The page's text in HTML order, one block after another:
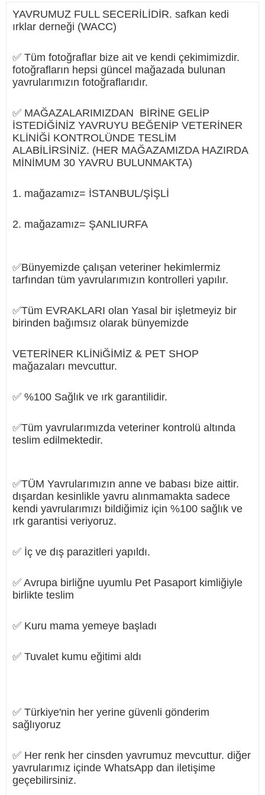
YAVRUMUZ FULL SECERİLİDİR. safkan kedi
ırklar derneği (WACC)
✅ Tüm fotoğraflar bize ait ve kendi çekimimizdir.
fotoğrafların hepsi güncel mağazada bulunan
yavrularımızın fotoğraflarıdır.
✅ MAĞAZALARIMIZDAN BİRİNE GELİP
İSTEDİĞİNİZ YAVRUYU BEĞENİP VETERİNER
KLİNİĞİ KONTROLÜNDE TESLİM
ALABİLİRSİNİZ. (HER MAĞAZAMIZDA HAZIRDA
MİNİMUM 30 YAVRU BULUNMAKTA)
1. mağazamız= İSTANBUL/ŞİŞLİ
2. mağazamız= ŞANLIURFA
✅Bünyemizde çalışan veteriner hekimlermiz
tarfından tüm yavrularımızın kontrolleri yapılır.
✅Tüm EVRAKLARI olan Yasal bir işletmeyiz bir
birinden bağımsız olarak bünyemizde
VETERİNER KLİNiĞİMİZ & PET SHOP
mağazaları mevcuttur.
✅ %100 Sağlık ve ırk garantilidir.
✅Tüm yavrularımızda veteriner kontrolü altında
teslim edilmektedir.
✅TÜM Yavrularımızın anne ve babası bize aittir.
dışardan kesinlikle yavru alınmamakta sadece
kendi yavrularımızı bildiğimiz için %100 sağlık ve
ırk garantisi veriyoruz.
✅ İç ve dış parazitleri yapıldı.
✅ Avrupa birliğne uyumlu Pet Pasaport kimliğiyle
birlikte teslim
✅ Kuru mama yemeye başladı
✅ Tuvalet kumu eğitimi aldı
✅ Türkiye'nin her yerine güvenli gönderim
sağlıyoruz
✅ Her renk her cinsden yavrumuz mevcuttur. diğer
yavrularımız içinde WhatsApp dan iletişime
geçebilirsiniz.